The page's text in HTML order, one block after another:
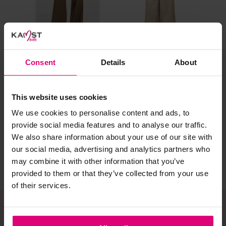
Consent Details About
This website uses cookies
We use cookies to personalise content and ads, to
provide social media features and to analyse our traffic.
We also share information about your use of our site with
our social media, advertising and analytics partners who
may combine it with other information that you’ve
provided to them or that they’ve collected from your use
of their services.
Doe de wasmachine niet te vol. Dat voorkomt
kreuken/wrijving.
Gebruik een waszakje voor poreuze materialen en/of
artikelen met kraaltjes/steentjes.
Selecteer het wasgoed op kleur en was met een passend
Gebreide kledingstukken (met of zonder wol):
Allereerst: stel het wassen zo lang mogelijk uit.
Was in de wasmachine op een wol-programma. Dit
voorkomt wrijving en pilling.
Was zo koud mogelijk.
Pantalon
€ 99,99 € 109,95